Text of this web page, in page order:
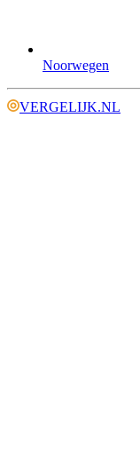
Noorwegen
VERGELIJK.NL